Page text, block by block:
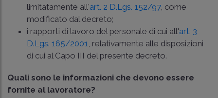
limitatamente all'art. 2 D.Lgs. 152/97, come
modificato dal decreto;
i rapporti di lavoro del personale di cui all'art. 3
D.Lgs. 165/2001 , relativamente alle disposizioni
di cui al Capo III del presente decreto.
Quali sono le informazioni che devono essere
fornite al lavoratore?